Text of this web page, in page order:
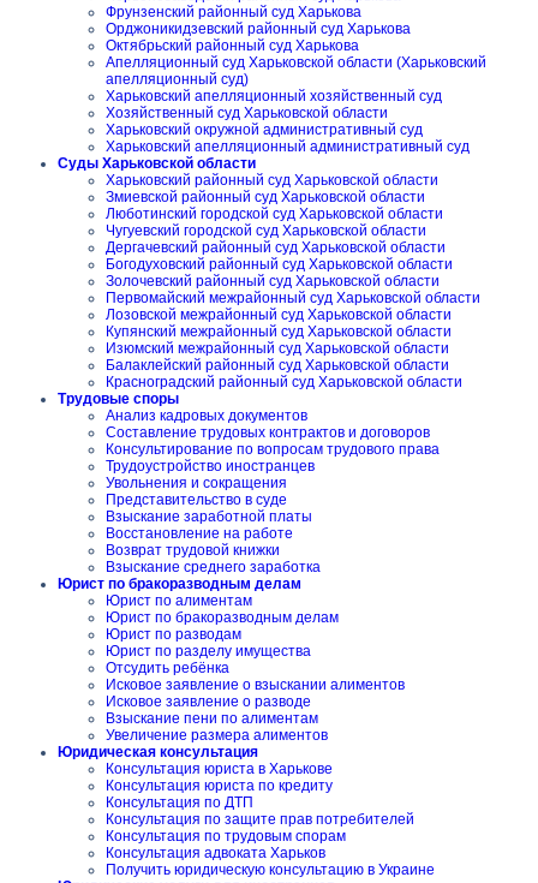
Фрунзенский районный суд Харькова
Орджоникидзевский районный суд Харькова
Октябрьский районный суд Харькова
Апелляционный суд Харьковской области (Харьковский
апелляционный суд)
Харьковский апелляционный хозяйственный суд
Хозяйственный суд Харьковской области
Харьковский окружной административный суд
Харьковский апелляционный административный суд
Суды Харьковской области
Харьковский районный суд Харьковской области
Змиевской районный суд Харьковской области
Люботинский городской суд Харьковской области
Чугуевский городской суд Харьковской области
Дергачевский районный суд Харьковской области
Богодуховский районный суд Харьковской области
Золочевский районный суд Харьковской области
Первомайский межрайонный суд Харьковской области
Лозовской межрайонный суд Харьковской области
Купянский межрайонный суд Харьковской области
Изюмский межрайонный суд Харьковской области
Балаклейский районный суд Харьковской области
Красноградский районный суд Харьковской области
Трудовые споры
Анализ кадровых документов
Составление трудовых контрактов и договоров
Консультирование по вопросам трудового права
Трудоустройство иностранцев
Увольнения и сокращения
Представительство в суде
Взыскание заработной платы
Восстановление на работе
Возврат трудовой книжки
Взыскание среднего заработка
Юрист по бракоразводным делам
Юрист по алиментам
Юрист по бракоразводным делам
Юрист по разводам
Юрист по разделу имущества
Отсудить ребёнка
Исковое заявление о взыскании алиментов
Исковое заявление о разводе
Взыскание пени по алиментам
Увеличение размера алиментов
Юридическая консультация
Консультация юриста в Харькове
Консультация юриста по кредиту
Консультация по ДТП
Консультация по защите прав потребителей
Консультация по трудовым спорам
Консультация адвоката Харьков
Получить юридическую консультацию в Украине